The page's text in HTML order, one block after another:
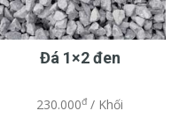
Đá 1×2 đen
230.000đ/ Khối